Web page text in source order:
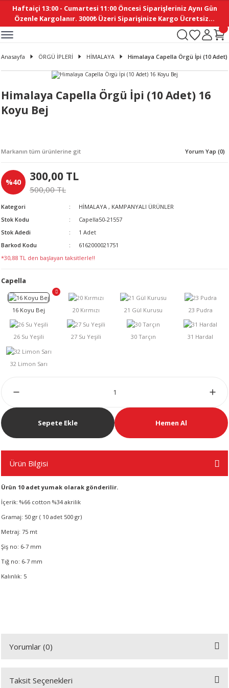
Haftaiçi 13:00 - Cumartesi 11:00 Öncesi Siparişleriniz Aynı Gün
Özenle Kargolanır. 3000₺ Üzeri Siparişinize Kargo Ücretsiz...
Geri Dön
Geri Dön
Geri Dön
KENDİR İPİ
Geri Dön
Geri Dön
Geri Dön
Geri Dön
Geri Dön
Geri Dön
Geri Dön
Geri Dön
Geri Dön
Geri Dön
Geri Dön
Geri Dön
AKSESUAR
Geri Dön
DERGİ
Geri Dön
Geri Dön
Geri Dön
Geri Dön
Geri Dön
Anasayfa ÖRGÜ İPLERİ HİMALAYA Himalaya Capella Örgü İpi (10 Adet)
Himalaya Capella Örgü İpi (10 Adet) 16
Koyu Bej
Markanın tüm ürünlerine git Yorum Yap (0)
%40 300,00 TL
500,00 TL
Kategori HİMALAYA , KAMPANYALI ÜRÜNLER
Stok Kodu
Capella50-21557
Stok Adedi
1 Adet
Barkod Kodu
6162000021751
*30,88 TL den başlayan taksitlerle!!
Capella
Sepete Ekle Hemen Al
Ürün Bilgisi
Ürün 10 adet yumak olarak gönderilir.
İçerik: %66 cotton %34 akrilik
Gramaj: 50 gr ( 10 adet 500 gr)
Metraj: 75 mt
Şiş no: 6-7 mm
Tığ no: 6-7 mm
Kalınlık: 5
Yorumlar (0)
Taksit Seçenekleri